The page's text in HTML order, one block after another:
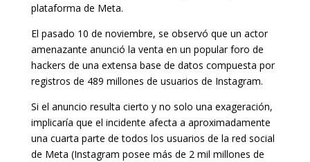
plataforma de Meta.
El pasado 10 de noviembre, se observó que un actor
amenazante anunció la venta en un popular foro de
hackers de una extensa base de datos compuesta por
registros de 489 millones de usuarios de Instagram.
Si el anuncio resulta cierto y no solo una exageración,
implicaría que el incidente afecta a aproximadamente
una cuarta parte de todos los usuarios de la red social
de Meta (Instagram posee más de 2 mil millones de